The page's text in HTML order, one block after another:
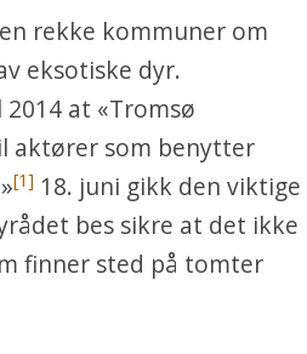
rekke kommuner om
eksotiske dyr.
at «Tromsø
aktører som benytter
[1] 18. juni gikk den viktige
bes sikre at det ikke
finner sted på tomter